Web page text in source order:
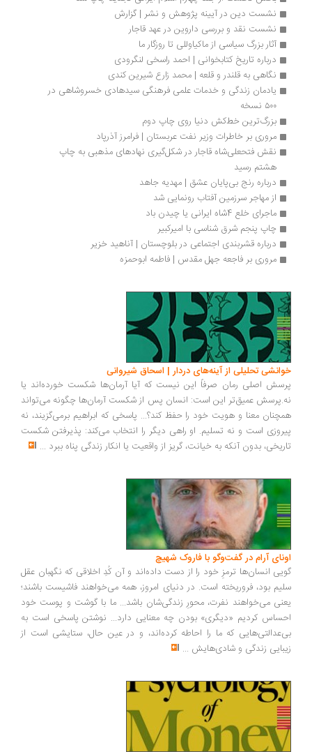
نشست دین در آیینه پژوهش و نشر | گزارش
نشست نقد و بررسی داروین در عهد قاجار
آثار بزرگ سیاسی از ماکیاوللی تا روزگار ما
درباره تاریخ کتابخوانی | احمد راسخی لنگرودی
نگاهی به قلندر و قلعه | محمد زارع شیرین کندی
یادمان زندگی و خدمات علمی فرهنگی سیدهادی خسروشاهی در
بزرگ‌ترین خط‌کش دنیا روی چاپ دوم
مروری بر خاطرات وزیر نفت عربستان | فرامرز آذرپاد
نقش فتحعلی‌شاه قاجار در شکل‌گیری نهادهای مذهبی به چاپ
هشتم رسید
درباره رنج بی‌پایان عشق | مهدیه جاهد
از مهاجر سرزمین آفتاب رونمایی شد
ماجرای خلع 4شاه ایرانی یا چیدن باد
چاپ پنجم شرق شناسی با امیرکبیر
درباره قشربندی اجتماعی در بلوچستان | آناهید خزیر
مروری بر فاجعه جهل مقدس | فاطمه ابوحمزه
تحلیلی از آینه‌های دردار | اسحاق شیروانی
اصلی رمان صرفاً این نیست که آیا آرمان‌ها شکست خورده‌اند یا
عمیق‌تر این است: انسان پس از شکست آرمان‌ها چگونه می‌تواند
معنا و هویت خود را حفظ کند؟... پاسخی که ابراهیم برمی‌گزیند، نه
است و نه تسلیم. او راهی دیگر را انتخاب می‌کند: پذیرفتن شکست
بدون آنکه به خیانت، گریز از واقعیت یا انکار زندگی پناه ببرد...
آرام در گفت‌وگو با فاروک شهیچ‭
انسان‌ها ترمزِ خود را از دست داده‌اند و آن کُدِ اخلاقی که نگهبان عقل
بود، فروریخته است. در دنیای امروز، همه می‌خواهند فاشیست باشند؛
می‌خواهند نفرت، محورِ زندگی‌شان باشد... ما با گوشت و پوست خود
کردیم «دیگری» بودن چه معنایی دارد... نوشتن پاسخی است به
که ما را احاطه کرده‌اند، و در عین حال، ستایشی است از
زندگی و شادی‌هایش...